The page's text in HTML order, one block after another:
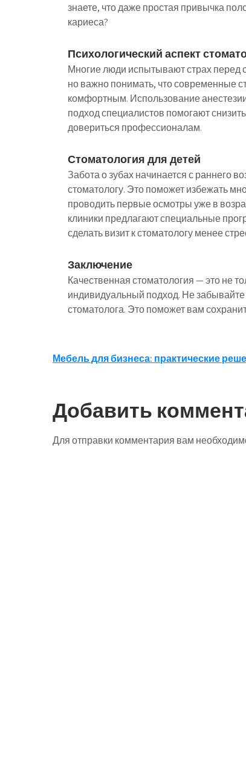
знаете, что даже простая привычка
кариеса?
Психологический аспект
Многие люди испытывают страх перед
но важно понимать, что современные
комфортным. Использование
подход специалистов помогают
довериться профессионалам.
Стоматология для детей
Забота о зубах начинается с раннего
стоматологу. Это поможет избежать
проводить первые осмотры уже в
клиники предлагают специальные
сделать визит к стоматологу менее
Заключение
Качественная стоматология — это не
индивидуальный подход. Не забывайте
стоматолога. Это поможет вам
Навигация
записям
Мебель для бизнеса: практические
Добавить
Для отправки комментария вам